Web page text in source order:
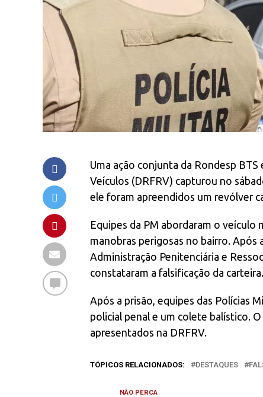
Uma ação conjunta da Rondesp
Veículos (DRFRV) capturou no
ele foram apreendidos um revólver
Equipes da PM abordaram o
manobras perigosas no bairro.
Administração Penitenciária e
constataram a falsificação da carteira.
Após a prisão, equipes das Polícias
policial penal e um colete balístico.
apresentados na DRFRV.
TÓPICOS RELACIONADOS: DESTAQUES
NÃO PERCA